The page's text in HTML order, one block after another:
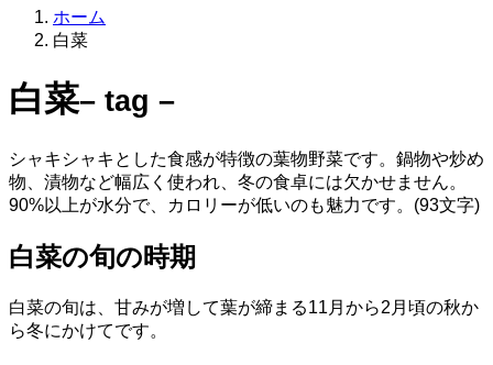
ホーム
白菜
白菜– tag –
シャキシャキとした食感が特徴の葉物野菜です。鍋物や炒め
物、漬物など幅広く使われ、冬の食卓には欠かせません。
90%以上が水分で、カロリーが低いのも魅力です。(93文字)
白菜の旬の時期
白菜の旬は、甘みが増して葉が締まる11月から2月頃の秋か
ら冬にかけてです。